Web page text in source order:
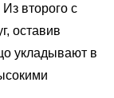
второго с
оставив
укладывают в